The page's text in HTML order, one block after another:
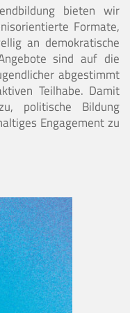
bieten wir
Formate,
an demokratische
sind auf die
abgestimmt
Teilhabe. Damit
politische Bildung
Engagement zu